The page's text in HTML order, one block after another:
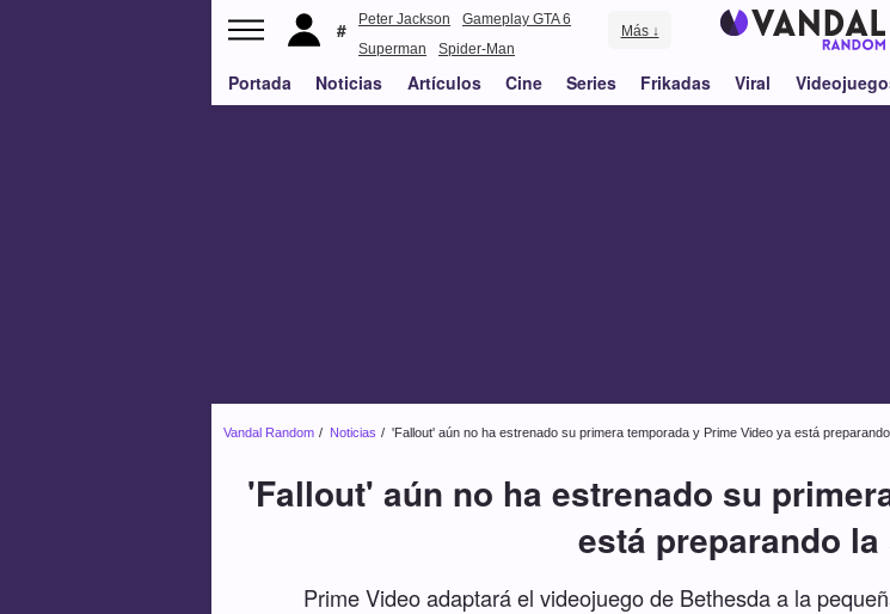
Peter Jackson
Gameplay GTA 6
Superman
Spider-Man
Más ↓
Portada Noticias Artículos Cine Series Frikadas Viral
Vandal Random Noticias 'Fallout' aún no ha estrenado su primera temporada y Prime Video ya está
'Fallout' aún no ha estrenado su
está preparando
Prime Video adaptará el videojuego de Bethesda a la